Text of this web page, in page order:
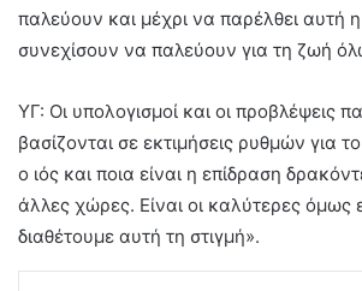
παλεύουν και μέχρι να παρέλθει αυτή
συνεχίσουν να παλεύουν για τη ζωή
ΥΓ: Οι υπολογισμοί και οι προβλέψεις
βασίζονται σε εκτιμήσεις ρυθμών για
ο ιός και ποια είναι η επίδραση
άλλες χώρες. Είναι οι καλύτερες όμως
διαθέτουμε αυτή τη στιγμή».